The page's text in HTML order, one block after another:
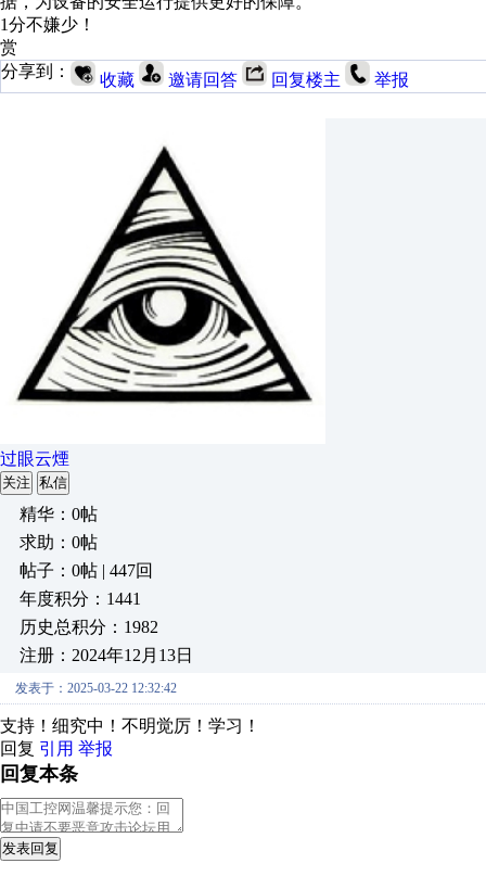
1分不嫌少！
赏
分享到：
收藏 邀请回答 回复楼主 举报
过眼云煙
关注 私信
精华：0帖
求助：0帖
帖子：0帖 | 447回
年度积分：1441
历史总积分：1982
注册：2024年12月13日
发表于：2025-03-22 12:32:42
支持！细究中！不明觉厉！学习！
回复 引用 举报
回复本条
发表回复